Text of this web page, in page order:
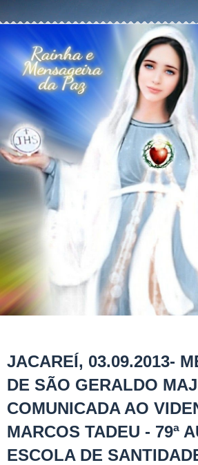
JACAREÍ, 03.09.2013-
DE SÃO GERALDO
COMUNICADA AO
MARCOS TADEU - 79ª
ESCOLA DE